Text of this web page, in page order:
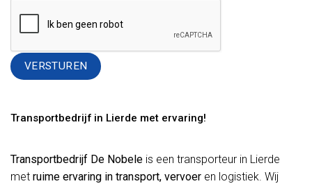
Transportbedrijf in Lierde met ervaring!
Transportbedrijf De Nobele is een transporteur in Lierde
met ruime ervaring in transport, vervoer en logistiek. Wij